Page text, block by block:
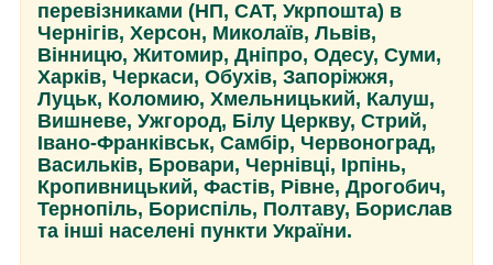
перевізниками (НП, САТ, Укрпошта) в
Чернігів, Херсон, Миколаїв, Львів,
Вінницю, Житомир, Дніпро, Одесу, Суми,
Харків, Черкаси, Обухів, Запоріжжя,
Луцьк, Коломию, Хмельницький, Калуш,
Вишневе, Ужгород, Білу Церкву, Стрий,
Івано-Франківськ, Самбір, Червоноград,
Васильків, Бровари, Чернівці, Ірпінь,
Кропивницький, Фастів, Рівне, Дрогобич,
Тернопіль, Бориспіль, Полтаву, Борислав
та інші населені пункти України.